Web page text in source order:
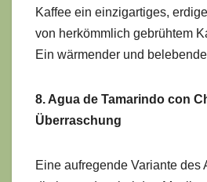
Kaffee ein einzigartiges,
von herkömmlich gebrühtem
Ein wärmender und
8. Agua de Tamarindo con
Überraschung
Eine aufregende Variante des